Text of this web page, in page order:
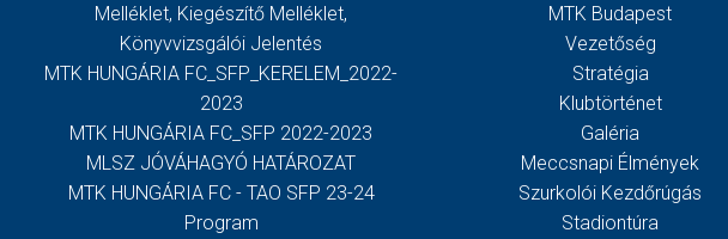
Melléklet, Kiegészítő Melléklet,
Könyvvizsgálói Jelentés
MTK HUNGÁRIA FC_SFP_KERELEM_2022-
2023
MTK HUNGÁRIA FC_SFP 2022-2023
MLSZ JÓVÁHAGYÓ HATÁROZAT
MTK HUNGÁRIA FC - TAO SFP 23-24
Program
MTK Budapest
Vezetőség
Stratégia
Klubtörténet
Galéria
Meccsnapi Élmények
Szurkolói Kezdőrúgás
Stadiontúra